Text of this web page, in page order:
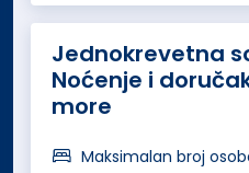
Jednokrevetna
Noćenje i
more
Maksimalan broj